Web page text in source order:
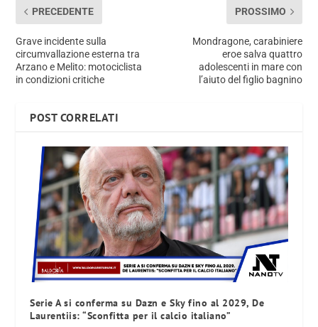
PRECEDENTE
Grave incidente sulla
circumvallazione esterna tra
Arzano e Melito: motociclista
in condizioni critiche
PROSSIMO
Mondragone, carabiniere
eroe salva quattro
adolescenti in mare con
l’aiuto del figlio bagnino
POST CORRELATI
Serie A si conferma su Dazn e Sky fino al 2029, De
Laurentiis: “Sconfitta per il calcio italiano”